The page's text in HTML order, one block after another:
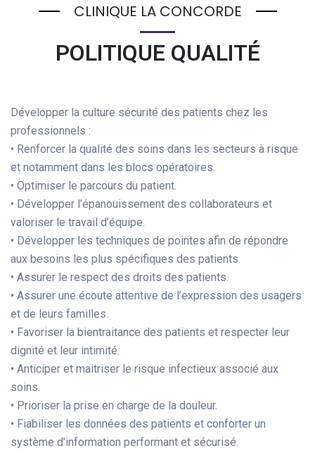
POLITIQUE QUALITÉ
CLINIQUE LA CONCORDE
Développer la culture sécurité des patients chez les
professionnels :
• Renforcer la qualité des soins dans les secteurs à risque
et notamment dans les blocs opératoires.
• Optimiser le parcours du patient.
• Développer l’épanouissement des collaborateurs et
valoriser le travail d’équipe.
• Développer les techniques de pointes afin de répondre
aux besoins les plus spécifiques des patients.
• Assurer le respect des droits des patients.
• Assurer une écoute attentive de l’expression des usagers
et de leurs familles.
• Favoriser la bientraitance des patients et respecter leur
dignité et leur intimité.
• Anticiper et maitriser le risque infectieux associé aux
soins.
• Prioriser la prise en charge de la douleur.
• Fiabiliser les données des patients et conforter un
système d’information performant et sécurisé.